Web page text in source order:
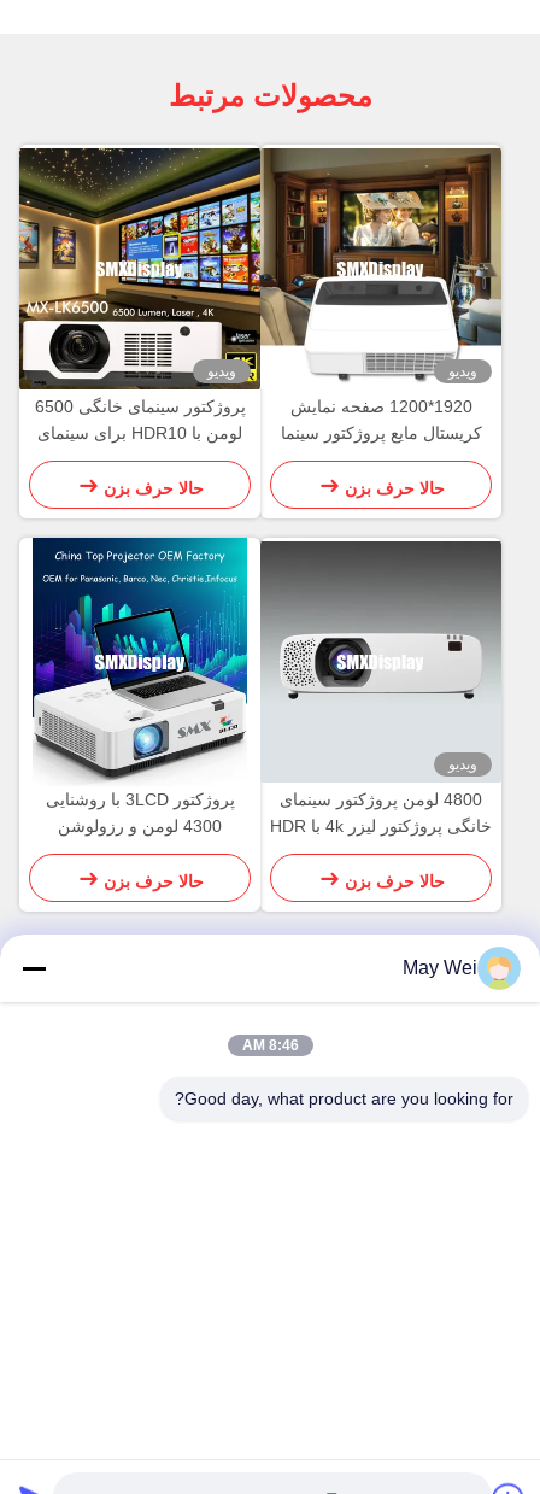
محصولات مرتبط
ویدیو
1920*1200 صفحه نمایش
کریستال مایع پروژکتور سینما
خانگی برای اتاق صوتی
حالا حرف بزن
ویدیو
پروژکتور سینمای خانگی 6500
لومن با HDR10 برای سینمای
خانگی
حالا حرف بزن
ویدیو
4800 لومن پروژکتور سینمای
خانگی پروژکتور لیزر 4k با HDR
حالا حرف بزن
پروژکتور 3LCD با روشنایی
4300 لومن و رزولوشن
WUXGA با سیستم اندروید،
مناسب برای خانه و کسب و کار
حالا حرف بزن
611، بلوک A، مرکز نوآوری Zhihui، خیابان Xixiang، Baoan
May Wei
8:46 AM
Good day, what product are you looking for?